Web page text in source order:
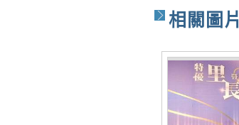
相關圖片